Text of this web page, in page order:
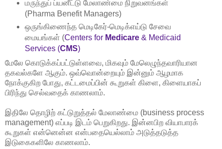
மருந்துப் ப்யனீட்டு மேலாண்மை நிறுவனங்கள்
(Pharma Benefit Managers)
ஒருங்கிணைந்த மெடிகேர்-மெடிக்எய்டு சேவை
மையங்கள் (Centers for Medicare& Medicaid
Services (CMS)
மேலே கொடுக்கப்பட்டுள்ளவை, மிகவும் மேலெழுந்தவாரியான
தகவல்களே ஆகும். ஒவ்வொன்றையும் இன்னும் ஆழமாக
நோக்குகிற போது, கட்டமைப்பின் கூறுகள் கிளை, கிளையாகப்
பிரிந்து செல்வதைக் காணலாம்.
இதிலே தொழிற் கட்டுறுத்தல் மேலாண்மை (business process
management) எப்படி இடம் பெறுகிறது. இன்னபிற வியாபாரக்
கூறுகள் என்னென்ன என்பதையெல்லாம் அடுத்தடுத்த
இடுகைகளிலே காணலாம்.